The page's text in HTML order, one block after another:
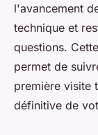
l'avancement
technique et
questions. Cette
permet de
première visite
définitive de